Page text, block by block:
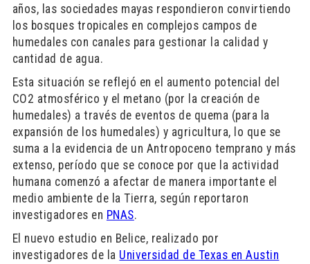
años, las sociedades mayas respondieron convirtiendo
los bosques tropicales en complejos campos de
humedales con canales para gestionar la calidad y
cantidad de agua.
Esta situación se reflejó en el aumento potencial del
CO2 atmosférico y el metano (por la creación de
humedales) a través de eventos de quema (para la
expansión de los humedales) y agricultura, lo que se
suma a la evidencia de un Antropoceno temprano y más
extenso, período que se conoce por que la actividad
humana comenzó a afectar de manera importante el
medio ambiente de la Tierra, según reportaron
investigadores en PNAS.
El nuevo estudio en Belice, realizado por
investigadores de la Universidad de Texas en Austin